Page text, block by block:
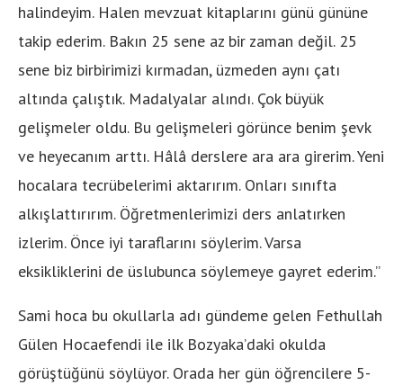
halindeyim. Halen mevzuat kitaplarını günü gününe
takip ederim. Bakın 25 sene az bir zaman değil. 25
sene biz birbirimizi kırmadan, üzmeden aynı çatı
altında çalıştık. Madalyalar alındı. Çok büyük
gelişmeler oldu. Bu gelişmeleri görünce benim şevk
ve heyecanım arttı. Hâlâ derslere ara ara girerim. Yeni
hocalara tecrübelerimi aktarırım. Onları sınıfta
alkışlattırırım. Öğretmenlerimizi ders anlatırken
izlerim. Önce iyi taraflarını söylerim. Varsa
eksikliklerini de üslubunca söylemeye gayret ederim.”
Sami hoca bu okullarla adı gündeme gelen Fethullah
Gülen Hocaefendi ile ilk Bozyaka’daki okulda
görüştüğünü söylüyor. Orada her gün öğrencilere 5-